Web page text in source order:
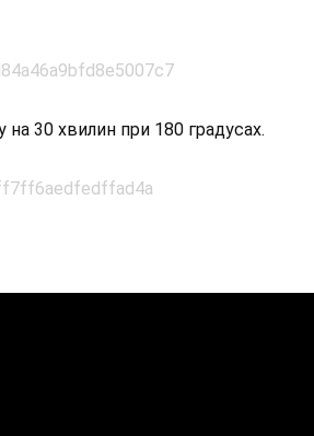
30 хвилин при 180 градусах.